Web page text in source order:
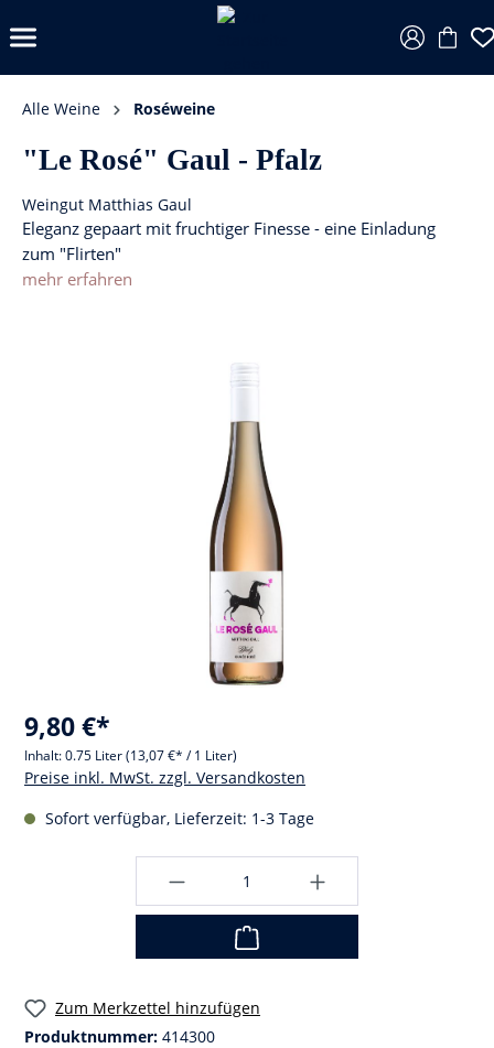
Alle Weine Roséweine
"Le Rosé" Gaul - Pfalz
Weingut Matthias Gaul
Eleganz gepaart mit fruchtiger Finesse - eine Einladung
zum "Flirten"
mehr erfahren
9,80 €*
Inhalt:0.75 Liter(13,07 €* / 1 Liter)
Preise inkl. MwSt. zzgl. Versandkosten
Sofort verfügbar, Lieferzeit: 1-3 Tage
Zum Merkzettel hinzufügen
Produktnummer: 414300